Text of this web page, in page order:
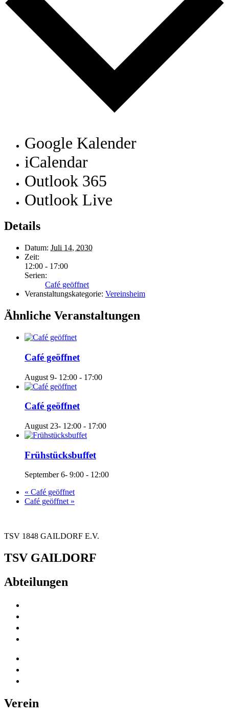
Google Kalender
iCalendar
Outlook 365
Outlook Live
Details
Datum: Juli 14, 2030
Zeit:
12:00 - 17:00
Serien:
Café geöffnet
Veranstaltungskategorie: Vereinsheim
Ähnliche Veranstaltungen
Café geöffnet
August 9- 12:00 - 17:00
Café geöffnet
August 23- 12:00 - 17:00
Frühstücksbuffet
September 6- 9:00 - 12:00
« Café geöffnet
Café geöffnet »
TSV 1848 GAILDORF E.V.
TSV GAILDORF
Abteilungen
Verein